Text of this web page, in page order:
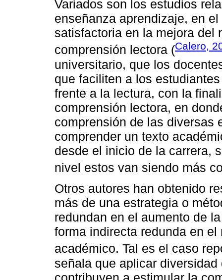
Variados son los estudios
enseñanza aprendizaje, en
satisfactoria en la mejora del
comprensión lectora (Calero,
universitario, que los
que faciliten a los
frente a la lectura, con la
comprensión lectora, en
comprensión de las diversas
comprender un texto
desde el inicio de la carrera,
nivel estos van siendo más
Otros autores han obtenido
más de una estrategia o
redundan en el aumento de
forma indirecta redunda en
académico. Tal es el caso
señala que aplicar